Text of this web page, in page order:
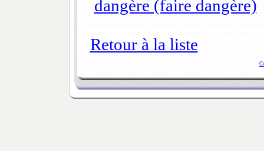
dangère (faire dangère)
Retour à la liste